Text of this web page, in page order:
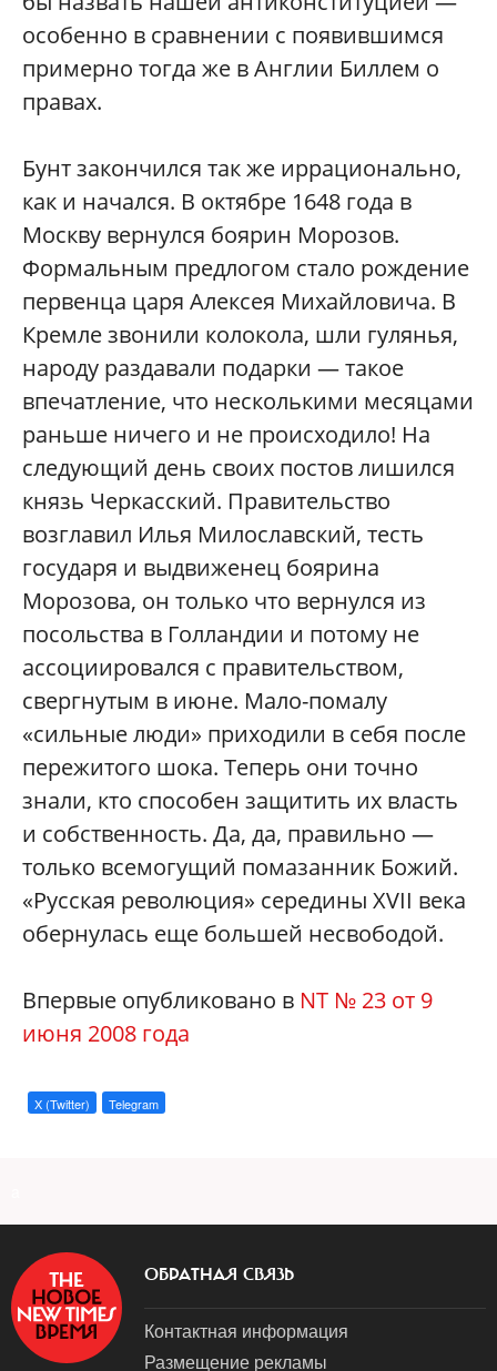
особенно в сравнении с появившимся
примерно тогда же в Англии Биллем о
правах.
Бунт закончился так же иррационально,
как и начался. В октябре 1648 года в
Москву вернулся боярин Морозов.
Формальным предлогом стало рождение
первенца царя Алексея Михайловича. В
Кремле звонили колокола, шли гулянья,
народу раздавали подарки — такое
впечатление, что несколькими месяцами
раньше ничего и не происходило! На
следующий день своих постов лишился
князь Черкасский. Правительство
возглавил Илья Милославский, тесть
государя и выдвиженец боярина
Морозова, он только что вернулся из
посольства в Голландии и потому не
ассоциировался с правительством,
свергнутым в июне. Мало-помалу
«сильные люди» приходили в себя после
пережитого шока. Теперь они точно
знали, кто способен защитить их власть
и собственность. Да, да, правильно —
только всемогущий помазанник Божий.
«Русская революция» середины XVII века
обернулась еще большей несвободой.
Впервые опубликовано в NT № 23 от 9
июня 2008 года
X (Twitter) Telegram
ОБРАТНАЯ СВЯЗЬ
Контактная информация
Размещение рекламы